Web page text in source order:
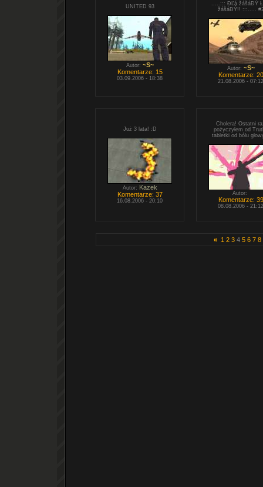
UNITED 93
Autor: ~S~
Komentarze: 15
03.09.2006 - 18:38
.....::: ĐĽá žášáĐÝ
žášáĐÝ!! :::.....
Autor: ~S~
Komentarze: 20
21.08.2006 - 07:12
Już 3 lata! :D
Autor: Kazek
Komentarze: 37
16.08.2006 - 20:10
Cholera! Ostatni
pożyczyłem od
tabletki od bólu
Autor:
Komentarze: 39
08.08.2006 - 21:12
« 1 2 34 5 6 7 8